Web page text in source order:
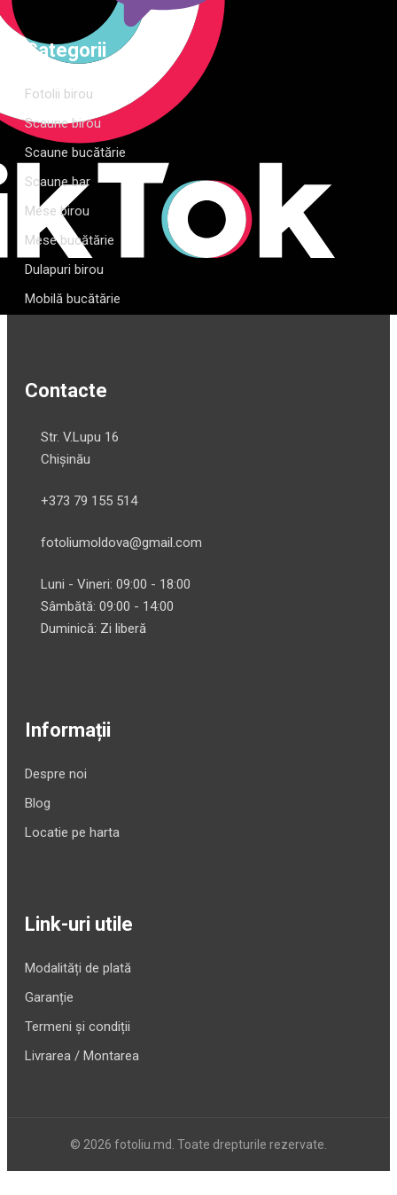
Categorii
Fotolii birou
Scaune birou
Scaune bucătărie
Scaune bar
Mese birou
Mese bucătărie
Dulapuri birou
Mobilă bucătărie
Contacte
Str. V.Lupu 16
Chișinău
+373 79 155 514
fotoliumoldova@gmail.com
Luni - Vineri: 09:00 - 18:00
Sâmbătă: 09:00 - 14:00
Duminică: Zi liberă
Informații
Despre noi
Blog
Locatie pe harta
Link-uri utile
Modalități de plată
Garanție
Termeni și condiții
Livrarea / Montarea
© 2026 fotoliu.md. Toate drepturile rezervate.